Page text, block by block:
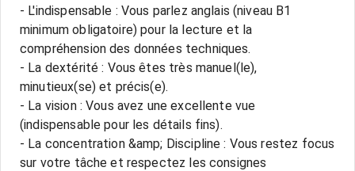
- L'indispensable : Vous parlez anglais (niveau B1
minimum obligatoire) pour la lecture et la
compréhension des données techniques.
- La dextérité : Vous êtes très manuel(le),
minutieux(se) et précis(e).
- La vision : Vous avez une excellente vue
(indispensable pour les détails fins).
- La concentration &amp; Discipline : Vous restez focus
sur votre tâche et respectez les consignes